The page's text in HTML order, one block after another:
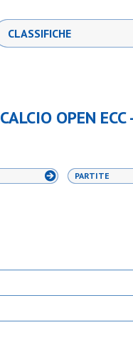
CLASSIFICHE
OPEN
PARTITE